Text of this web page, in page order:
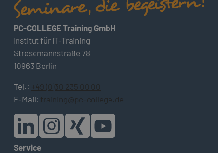
PC-COLLEGE Training GmbH
Institut für IT-Training
Stresemannstraße 78
10963 Berlin
Tel.: +49 (0)30 235 00 00
E-Mail: training@pc-college.de
Service